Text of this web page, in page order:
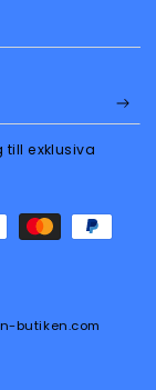
exklusiva
butiken.com